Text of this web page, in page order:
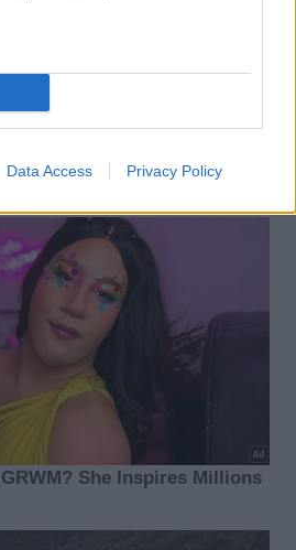
Data Access Privacy Policy